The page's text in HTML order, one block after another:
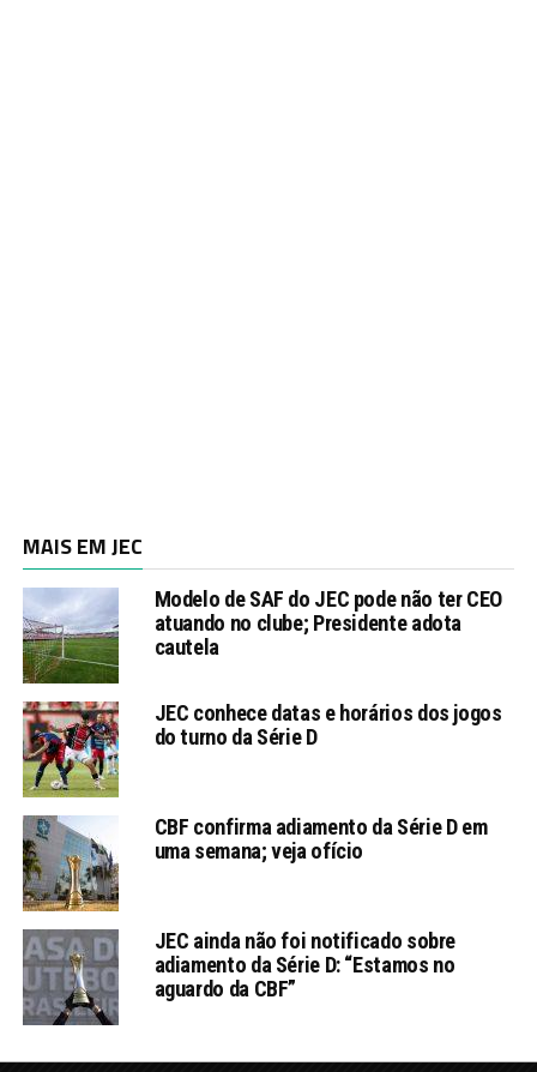
MAIS EM JEC
Modelo de SAF do JEC pode não ter CEO
atuando no clube; Presidente adota
cautela
JEC conhece datas e horários dos jogos
do turno da Série D
CBF confirma adiamento da Série D em
uma semana; veja ofício
JEC ainda não foi notificado sobre
adiamento da Série D: “Estamos no
aguardo da CBF”